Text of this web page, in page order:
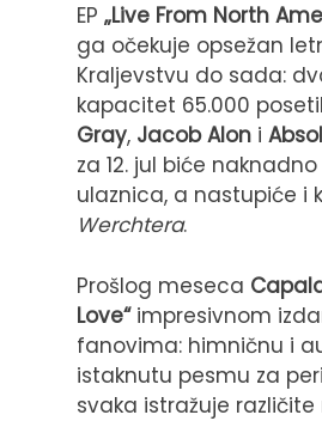
EP „Live From North
ga očekuje opsežan
Kraljevstvu do sada:
kapacitet 65.000
Gray, Jacob Alon i
za 12. jul biće
ulaznica, a nastupiće i
Werchtera.
Prošlog meseca
Love“impresivnom
fanovima: himničnu i
istaknutu pesmu za
svaka istražuje